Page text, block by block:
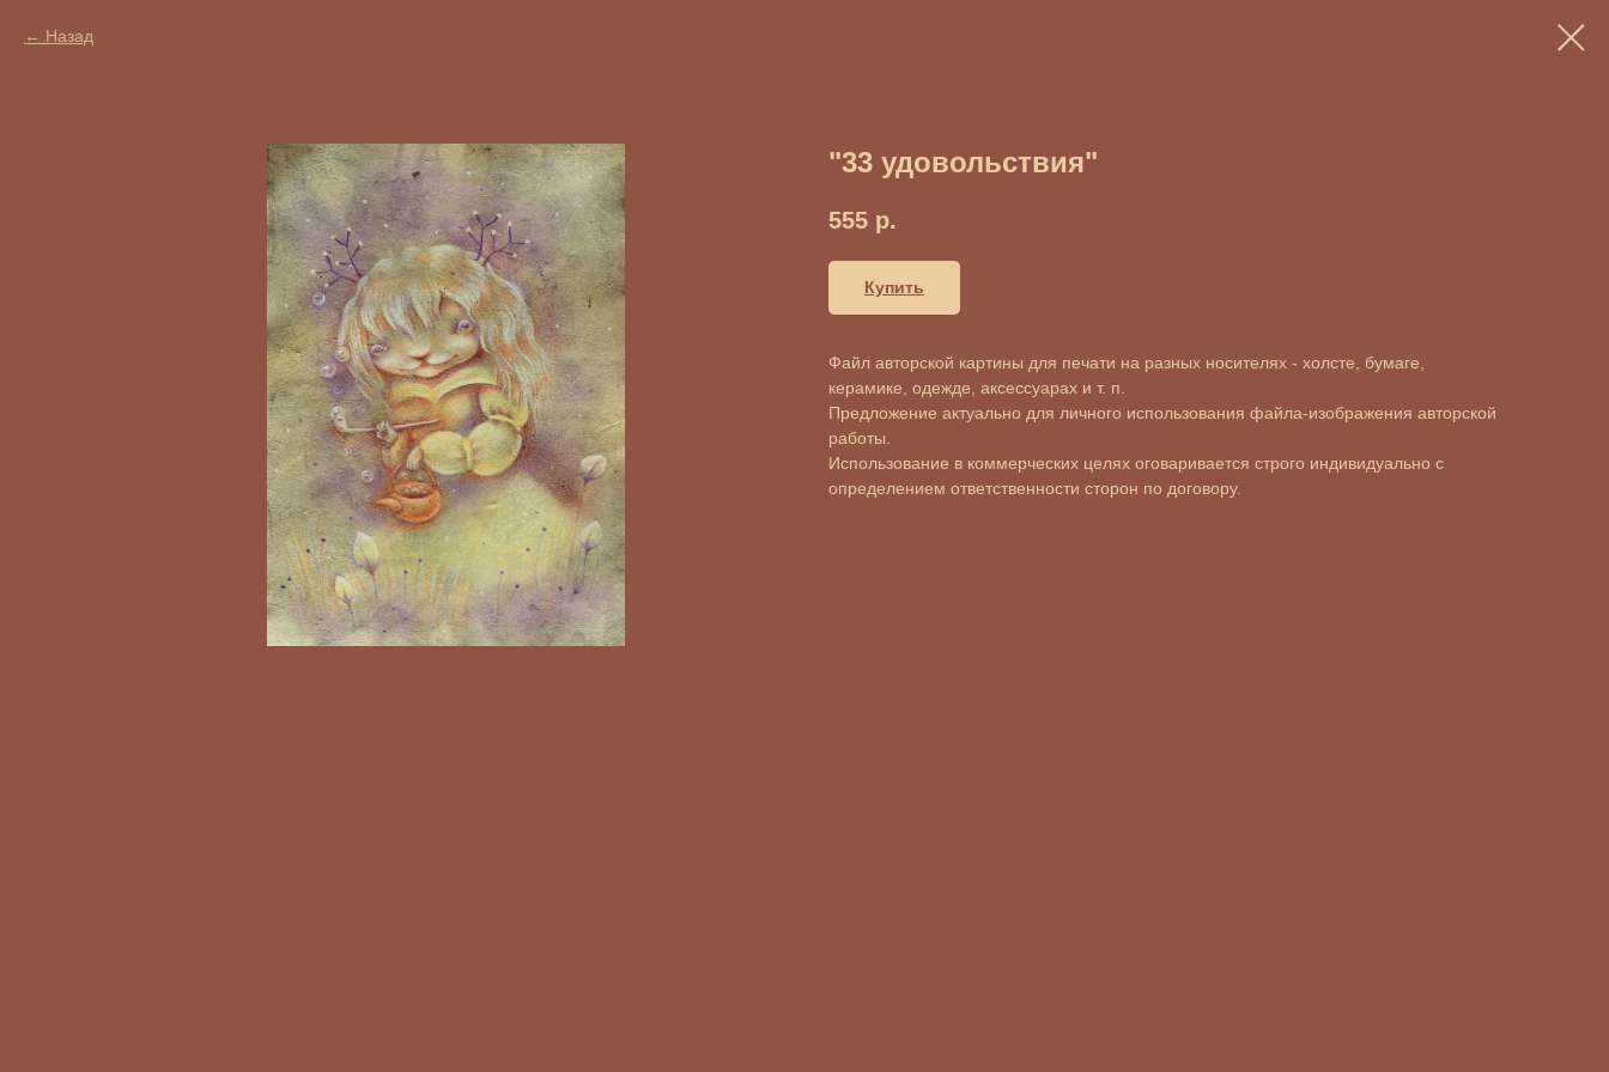
Назад
"33 удовольствия"
555 р.
Купить
Файл авторской картины для печати на разных носителях - холсте, бумаге,
керамике, одежде, аксессуарах и т. п.
Предложение актуально для личного использования файла-изображения авторской
работы.
Использование в коммерческих целях оговаривается строго индивидуально с
определением ответственности сторон по договору.